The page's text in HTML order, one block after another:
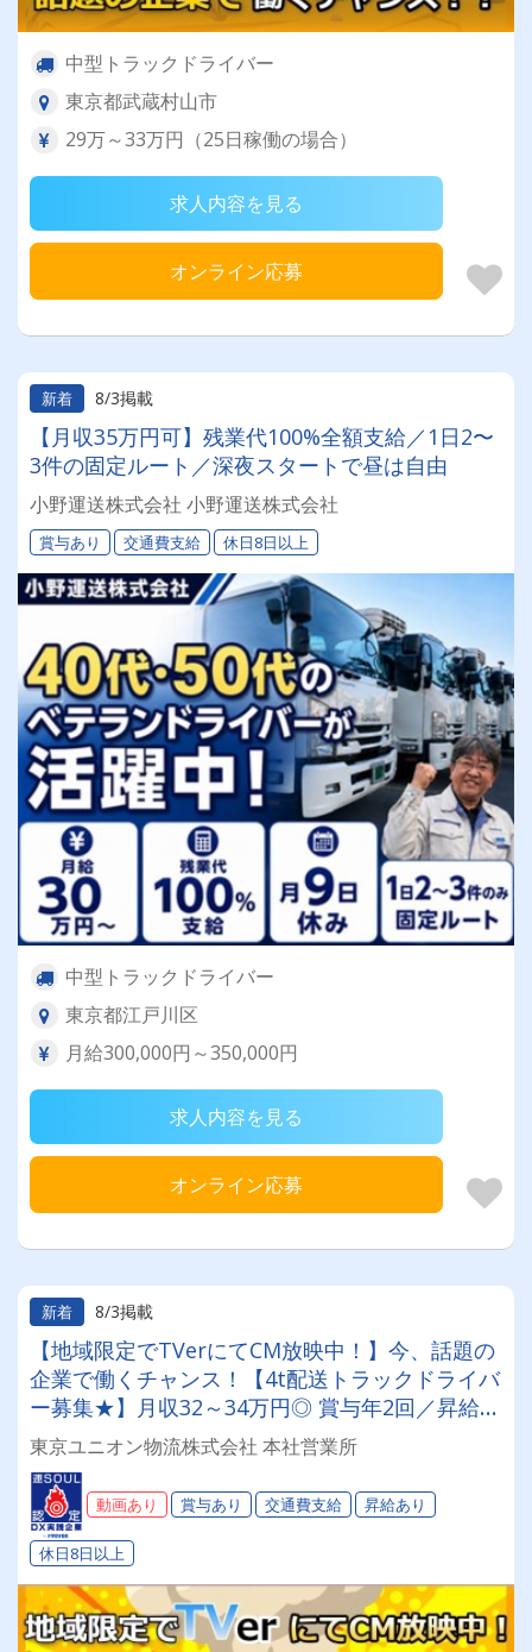
中型トラックドライバー
東京都武蔵村山市
29万～33万円（25日稼働の場合）
求人内容を見る
オンライン応募
新着 8/3掲載
【月収35万円可】残業代100%全額支給／1日2〜
3件の固定ルート／深夜スタートで昼は自由
小野運送株式会社 小野運送株式会社
賞与あり 交通費支給 休日8日以上
中型トラックドライバー
東京都江戸川区
月給300,000円～350,000円
求人内容を見る
オンライン応募
新着 8/3掲載
【地域限定でTVerにてCM放映中！】今、話題の
企業で働くチャンス！【4t配送トラックドライバ
ー募集★】月収32～34万円◎ 賞与年2回／昇給有
／福利厚生充実／仕事量安定／未経験歓迎◎【年
間休日113日以上】連休もあり◎プライベート充
実可◎「安心・安全」で働く。東京ユニオン物流
でドライバーライフを送りませんか？
東京ユニオン物流株式会社 本社営業所
動画あり 賞与あり 交通費支給 昇給あり
休日8日以上